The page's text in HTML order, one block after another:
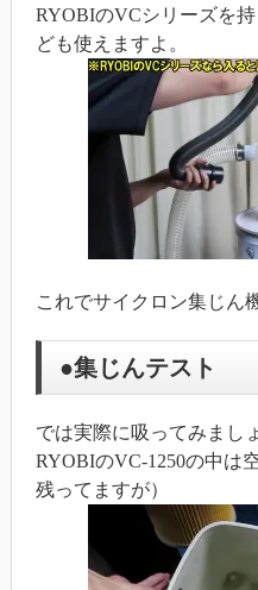
RYOBIのVCシリーズを
ども使えますよ。
これでサイクロン集じん
●集じんテスト
では実際に吸ってみまし
RYOBIのVC-1250の中は
残ってますが）